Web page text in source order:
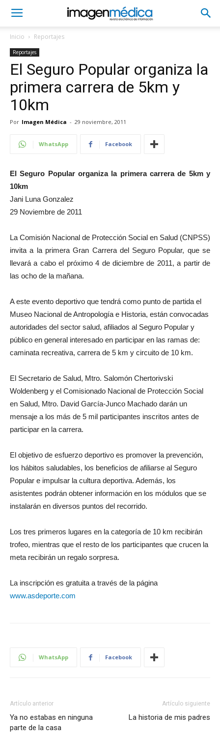
Inicio Reportajes
Reportajes
El Seguro Popular organiza la
primera carrera de 5km y
10km
Por Imagen Médica - 29 noviembre, 2011
WhatsApp Facebook
El Seguro Popular organiza la primera carrera de 5km y
10km
Jani Luna Gonzalez
29 Noviembre de 2011
La Comisión Nacional de Protección Social en Salud (CNPSS)
invita a la primera Gran Carrera del Seguro Popular, que se
llevará a cabo el próximo 4 de diciembre de 2011, a partir de
las ocho de la mañana.
A este evento deportivo que tendrá como punto de partida el
Museo Nacional de Antropología e Historia, están convocadas
autoridades del sector salud, afiliados al Seguro Popular y
público en general interesado en participar en las ramas de:
caminata recreativa, carrera de 5 km y circuito de 10 km.
El Secretario de Salud, Mtro. Salomón Chertorivski
Woldenberg y el Comisionado Nacional de Protección Social
en Salud, Mtro. David García-Junco Machado darán un
mensaje a los más de 5 mil participantes inscritos antes de
participar en la carrera.
El objetivo de esfuerzo deportivo es promover la prevención,
los hábitos saludables, los beneficios de afiliarse al Seguro
Popular e impulsar la cultura deportiva. Además, los
asistentes podrán obtener información en los módulos que se
instalarán en diversos puntos del recorrido.
Los tres primeros lugares en la categoría de 10 km recibirán
trofeo, mientras que el resto de los participantes que crucen la
meta recibirán un regalo sorpresa.
La inscripción es gratuita a través de la página
www.asdeporte.com
WhatsApp Facebook
Artículo anterior
Ya no estabas en ninguna
parte de la casa
Artículo siguiente
La historia de mis padres